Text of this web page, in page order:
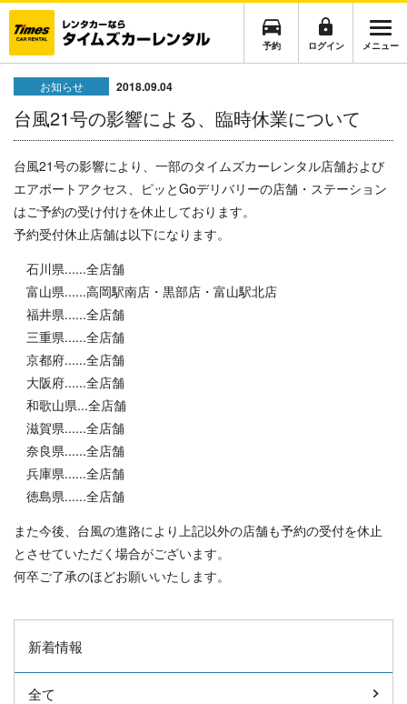
予約 ログイン メニュー
お知らせ 2018.09.04
台風21号の影響による、臨時休業について
台風21号の影響により、一部のタイムズカーレンタル店舗および
エアポートアクセス、ピッとGoデリバリーの店舗・ステーション
はご予約の受け付けを休止しております。
予約受付休止店舗は以下になります。
石川県......全店舗
富山県......高岡駅南店・黒部店・富山駅北店
福井県......全店舗
三重県......全店舗
京都府......全店舗
大阪府......全店舗
和歌山県...全店舗
滋賀県......全店舗
奈良県......全店舗
兵庫県......全店舗
徳島県......全店舗
また今後、台風の進路により上記以外の店舗も予約の受付を休止
とさせていただく場合がございます。
何卒ご了承のほどお願いいたします。
新着情報
全て